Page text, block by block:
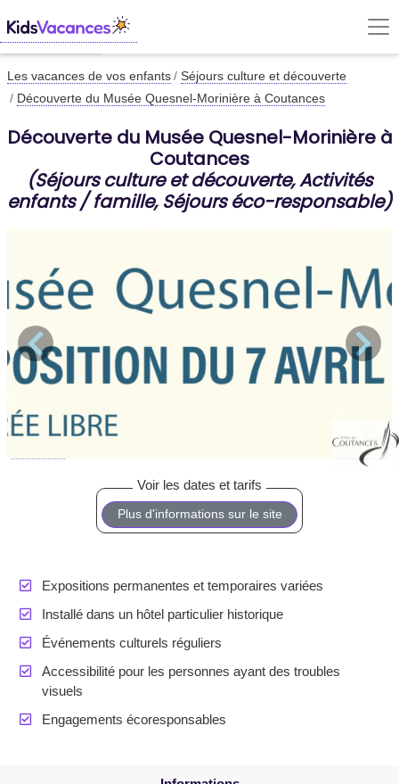
Les vacances de vos enfants
Séjours culture et découverte
Découverte du Musée Quesnel-Morinière à Coutances
Découverte du Musée Quesnel-Morinière à
Coutances
(Séjours culture et découverte, Activités
enfants / famille, Séjours éco-responsable)
Plus d'informations sur le site
Expositions permanentes et temporaires variées
Installé dans un hôtel particulier historique
Événements culturels réguliers
Accessibilité pour les personnes ayant des troubles
visuels
Engagements écoresponsables